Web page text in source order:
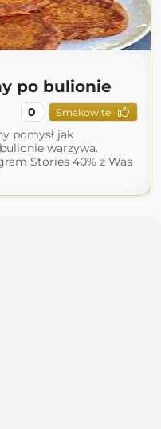
po bulionie
0 Smakowite
pomysł jak
warzywa.
Stories 40% z Was